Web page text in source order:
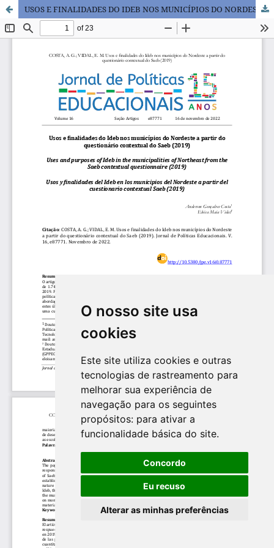
O nosso site usa
cookies
Este site utiliza cookies e outras
tecnologias de rastreamento para
melhorar sua experiência de
navegação para os seguintes
propósitos: para ativar a
funcionalidade básica do site.
Concordo
Eu recuso
Alterar as minhas preferências
USOS E FINALIDADES DO IDEB NOS MUNICÍPIOS DO NORDESTE A PARTIR DO QUESTIONÁRIO CONTEXTUAL DO SAEB (2019)